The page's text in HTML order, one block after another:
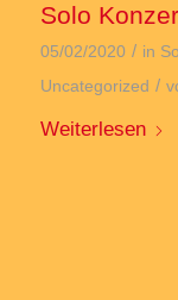
Solo
05/02/2020 / in
Uncategorized /
Weiterlesen